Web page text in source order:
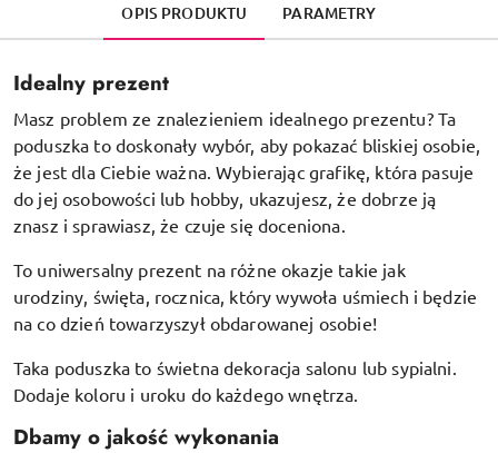
OPIS PRODUKTU PARAMETRY
Idealny prezent
Masz problem ze znalezieniem idealnego prezentu? Ta
poduszka to doskonały wybór, aby pokazać bliskiej osobie,
że jest dla Ciebie ważna. Wybierając grafikę, która pasuje
do jej osobowości lub hobby, ukazujesz, że dobrze ją
znasz i sprawiasz, że czuje się doceniona.
To uniwersalny prezent na różne okazje takie jak
urodziny, święta, rocznica, który wywoła uśmiech i będzie
na co dzień towarzyszył obdarowanej osobie!
Taka poduszka to świetna dekoracja salonu lub sypialni.
Dodaje koloru i uroku do każdego wnętrza.
Dbamy o jakość wykonania